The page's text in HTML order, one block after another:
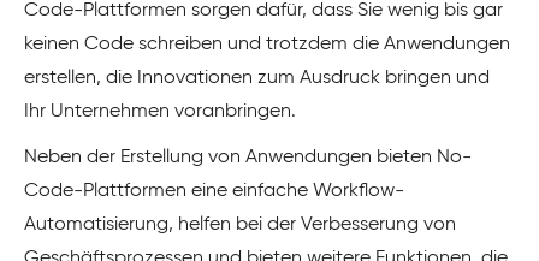
Code-Plattformen sorgen dafür, dass Sie wenig bis gar
keinen Code schreiben und trotzdem die Anwendungen
erstellen, die Innovationen zum Ausdruck bringen und
Ihr Unternehmen voranbringen.
Neben der Erstellung von Anwendungen bieten No-
Code-Plattformen eine einfache Workflow-
Automatisierung, helfen bei der Verbesserung von